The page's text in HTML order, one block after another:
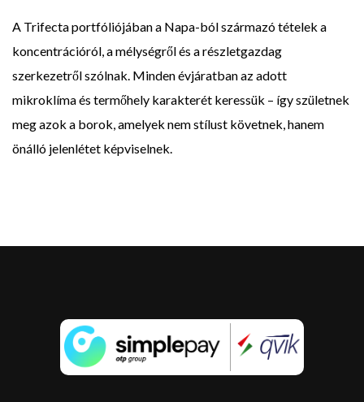
A Trifecta portfóliójában a Napa-ból származó tételek a
koncentrációról, a mélységről és a részletgazdag
szerkezetről szólnak. Minden évjáratban az adott
mikroklíma és termőhely karakterét keressük – így születnek
meg azok a borok, amelyek nem stílust követnek, hanem
önálló jelenlétet képviselnek.